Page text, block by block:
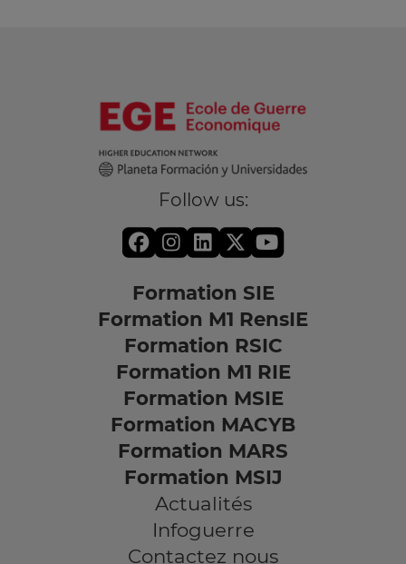
Follow us:
Formation SIE
Formation M1 RensIE
Formation RSIC
Formation M1 RIE
Formation MSIE
Formation MACYB
Formation MARS
Formation MSIJ
Actualités
Infoguerre
Contactez nous